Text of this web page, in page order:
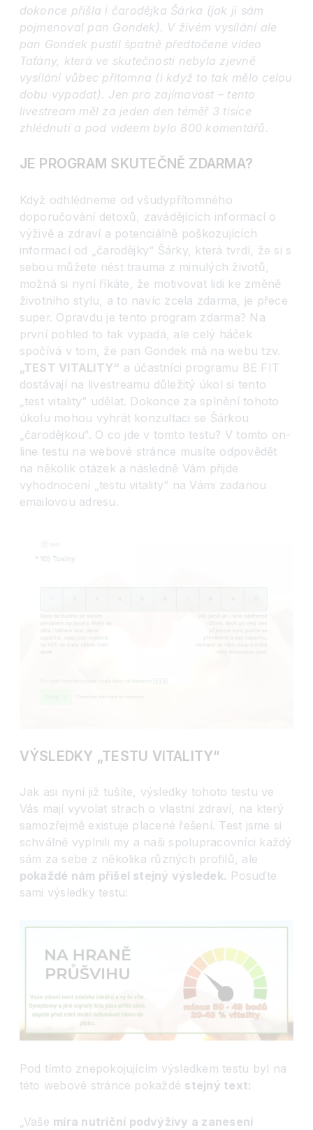
dokonce přišla i čarodějka Šárka (jak ji sám
pojmenoval pan Gondek). V živém vysílání ale
pan Gondek pustil špatně předtočené video
Taťány, která ve skutečnosti nebyla zjevně
vysílání vůbec přítomna (i když to tak mělo celou
dobu vypadat). Jen pro zajímavost – tento
livestream měl za jeden den téměř 3 tisíce
zhlédnutí a pod videem bylo 800 komentářů.
JE PROGRAM SKUTEČNĚ ZDARMA?
Když odhlédneme od všudypřítomného
doporučování detoxů, zavádějících informací o
výživě a zdraví a potenciálně poškozujících
informací od „čarodějky“ Šárky, která tvrdí, že si s
sebou můžete nést trauma z minulých životů,
možná si nyní říkáte, že motivovat lidi ke změně
životního stylu, a to navíc zcela zdarma, je přece
super. Opravdu je tento program zdarma? Na
první pohled to tak vypadá, ale celý háček
spočívá v tom, že pan Gondek má na webu tzv.
„TEST VITALITY“ a účastníci programu BE FIT
dostávají na livestreamu důležitý úkol si tento
„test vitality“ udělat. Dokonce za splnění tohoto
úkolu mohou vyhrát konzultaci se Šárkou
„čarodějkou“. O co jde v tomto testu? V tomto on-
line testu na webové stránce musíte odpovědět
na několik otázek a následně Vám přijde
vyhodnocení „testu vitality“ na Vámi zadanou
emailovou adresu.
VÝSLEDKY „TESTU VITALITY“
Jak asi nyní již tušíte, výsledky tohoto testu ve
Vás mají vyvolat strach o vlastní zdraví, na který
samozřejmě existuje placené řešení. Test jsme si
schválně vyplnili my a naši spolupracovníci každý
sám za sebe z několika různých profilů, ale
pokaždé nám přišel stejný výsledek. Posuďte
sami výsledky testu:
Pod tímto znepokojujícím výsledkem testu byl na
této webové stránce pokaždé stejný text:
„Vaše míra nutriční podvýživy a zanesení